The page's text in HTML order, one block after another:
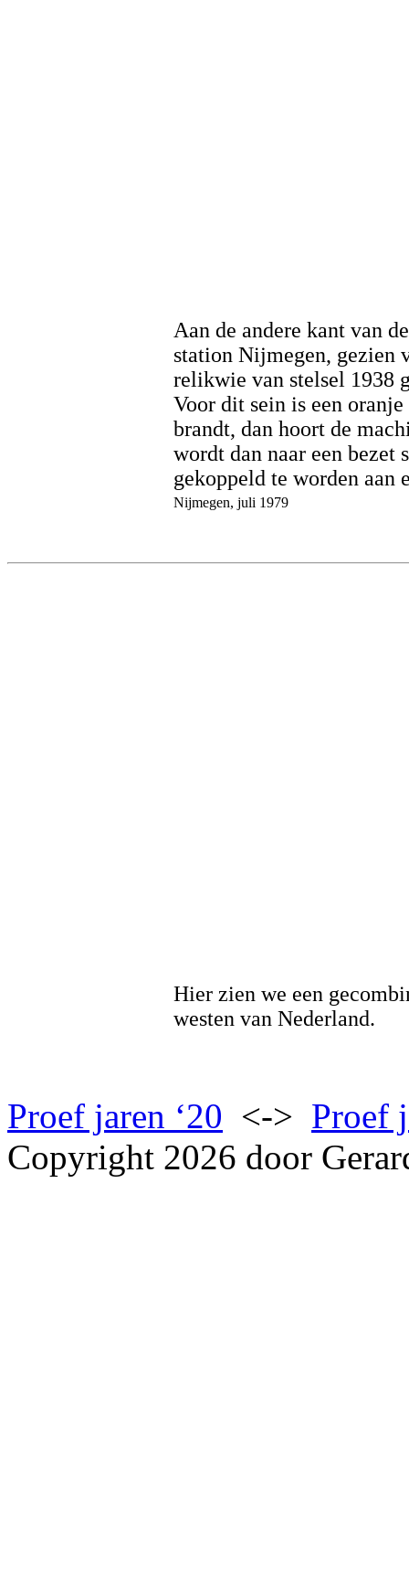
Aan de andere kant van
station Nijmegen, gezien
relikwie van stelsel 1938
Voor dit sein is een
brandt, dan hoort de
wordt dan naar een
gekoppeld te worden aan
Nijmegen, juli 1979
Hier zien we een
westen van Nederland.
Proef jaren ‘20 <-> Proef
Copyright 2026 door